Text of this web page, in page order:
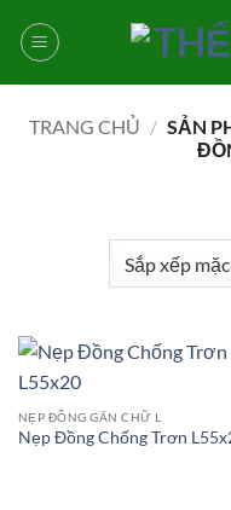
qua
TRANG CHỦ / SẢN
NẸP ĐỒNG GÂN CHỮ L
Nẹp Đồng Chống Trơn